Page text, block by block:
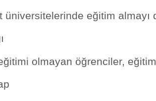
üniversitelerinde eğitim almayı
olmayan öğrenciler,